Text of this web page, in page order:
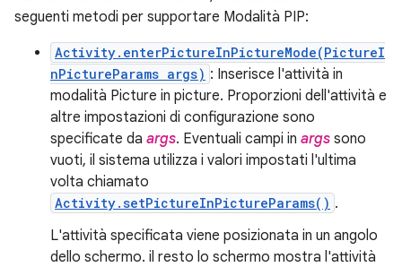
seguenti metodi per supportare Modalità PIP:
Activity.enterPictureInPictureMode(PictureI
nPictureParams args) : Inserisce l'attività in
modalità Picture in picture. Proporzioni dell'attività e
altre impostazioni di configurazione sono
specificate da args. Eventuali campi in args sono
vuoti, il sistema utilizza i valori impostati l'ultima
volta chiamato
Activity.setPictureInPictureParams() .
L'attività specificata viene posizionata in un angolo
dello schermo. il resto lo schermo mostra l'attività